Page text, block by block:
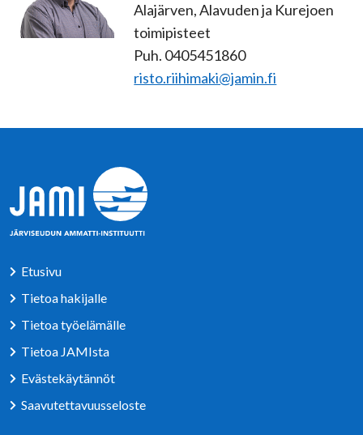
Alajärven, Alavuden ja Kurejoen
toimipisteet
Puh. 0405451860
risto.riihimaki@jamin.fi
Etusivu
Tietoa hakijalle
Tietoa työelämälle
Tietoa JAMIsta
Evästekäytännöt
Saavutettavuusseloste